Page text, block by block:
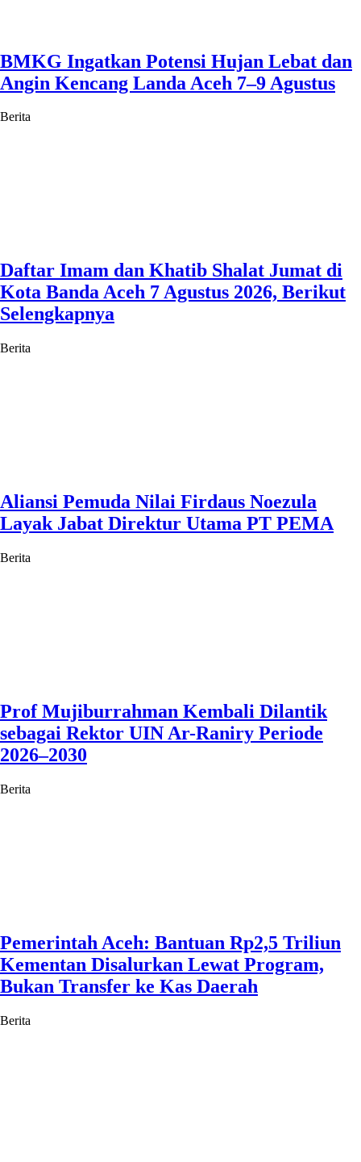
BMKG Ingatkan Potensi Hujan Lebat dan
Angin Kencang Landa Aceh 7–9 Agustus
Berita
Daftar Imam dan Khatib Shalat Jumat di
Kota Banda Aceh 7 Agustus 2026, Berikut
Selengkapnya
Berita
Aliansi Pemuda Nilai Firdaus Noezula
Layak Jabat Direktur Utama PT PEMA
Berita
Prof Mujiburrahman Kembali Dilantik
sebagai Rektor UIN Ar-Raniry Periode
2026–2030
Berita
Pemerintah Aceh: Bantuan Rp2,5 Triliun
Kementan Disalurkan Lewat Program,
Bukan Transfer ke Kas Daerah
Berita